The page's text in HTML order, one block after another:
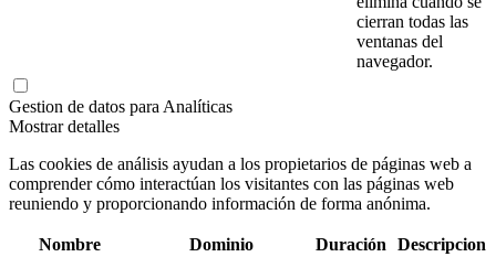
cierran todas las
ventanas del
navegador.
Gestion de datos para Analíticas
Mostrar detalles
Las cookies de análisis ayudan a los propietarios de páginas web a
comprender cómo interactúan los visitantes con las páginas web
reuniendo y proporcionando información de forma anónima.
Nombre Dominio Duración Descripcion